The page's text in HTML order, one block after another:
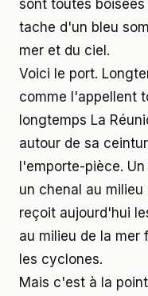
sont toutes
tache d'un bleu
mer et du ciel.
Voici le port.
comme l'appellent
longtemps La
autour de sa
l'emporte-pièce.
un chenal au
reçoit aujourd'hui
au milieu de la mer
les cyclones.
Mais c'est à la